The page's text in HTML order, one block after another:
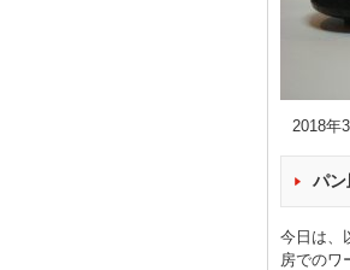
2018年
パン
今日は、
房でのワ